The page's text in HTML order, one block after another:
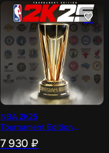
NBA 2K25
Tournament Edition
[PS4, PS5]
7 930 ₽